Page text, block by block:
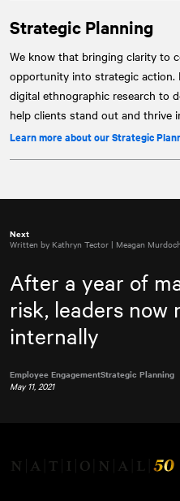
Strategic Planning
We know that bringing clarity to
opportunity into strategic action.
digital ethnographic research to
help clients stand out and thrive
Learn more about our Strategic
Next
Written by Kathryn Tector | Meagan Murdoch
After a year of
risk, leaders now
internally
Employee EngagementStrategic Planning
May 11, 2021